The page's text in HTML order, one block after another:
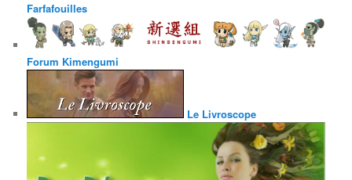
Farfafouilles
Forum Kimengumi
Le Livroscope